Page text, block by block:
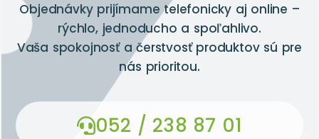
Objednávky prijímame telefonicky aj online –
rýchlo, jednoducho a spoľahlivo.
Vaša spokojnosť a čerstvosť produktov sú pre
nás prioritou.
052 / 238 87 01